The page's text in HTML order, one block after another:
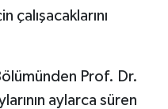
çalışacaklarını
Prof. Dr.
aylarca süren